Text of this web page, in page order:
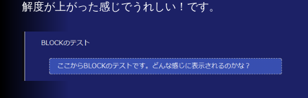
解度が上がった感じでうれしい！です。